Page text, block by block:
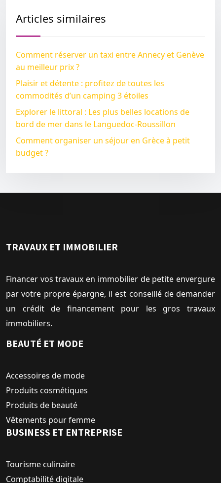
Articles similaires
Comment réserver un taxi entre Annecy et Genève
au meilleur prix ?
Plaisir et détente : profitez de toutes les
commodités d’un camping 3 étoiles
Explorer le littoral : Les plus belles locations de
bord de mer dans le Languedoc-Roussillon
Comment organiser un séjour en Grèce à petit
budget ?
TRAVAUX ET IMMOBILIER
Financer vos travaux en immobilier de petite envergure
par votre propre épargne, il est conseillé de demander
un crédit de financement pour les gros travaux
immobiliers.
BEAUTÉ ET MODE
Accessoires de mode
Produits cosmétiques
Produits de beauté
Vêtements pour femme
BUSINESS ET ENTREPRISE
Tourisme culinaire
Comptabilité digitale